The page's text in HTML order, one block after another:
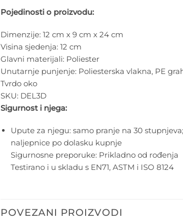
Pojedinosti o proizvodu:
Dimenzije: 12 cm x 9 cm x 24 cm
Visina sjedenja: 12 cm
Glavni materijali: Poliester
Unutarnje punjenje: Poliesterska vlakna, PE
Tvrdo oko
SKU: DEL3D
Sigurnost i njega:
Upute za njegu: samo pranje na 30
naljepnice po dolasku kupnje
Sigurnosne preporuke: Prikladno od rođenja
Testirano i u skladu s EN71, ASTM i ISO 8124
POVEZANI PROIZVODI